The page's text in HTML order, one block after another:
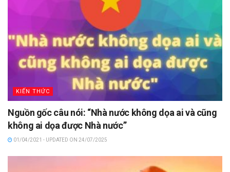
KIẾN THỨC
Nguồn gốc câu nói: “Nhà nước không dọa ai và cũng
không ai dọa được Nhà nước”
01/04/2021 - UPDATED ON 24/07/2025